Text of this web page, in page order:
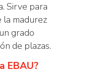
Sirve para
la madurez
grado
de plazas.
EBAU?